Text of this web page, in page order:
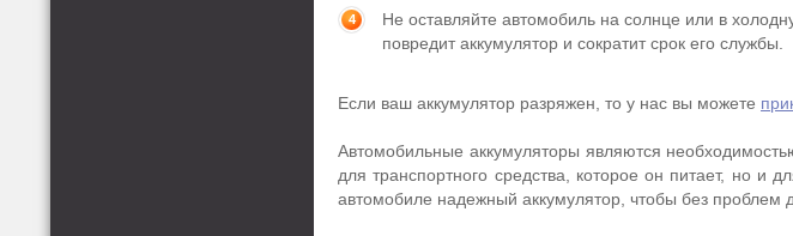
Не оставляйте автомобиль на солнце или в
повредит аккумулятор и сократит срок его службы.
Если ваш аккумулятор разряжен, то у нас вы можете
Автомобильные аккумуляторы являются
для транспортного средства, которое он питает, но и
автомобиле надежный аккумулятор, чтобы без проблем